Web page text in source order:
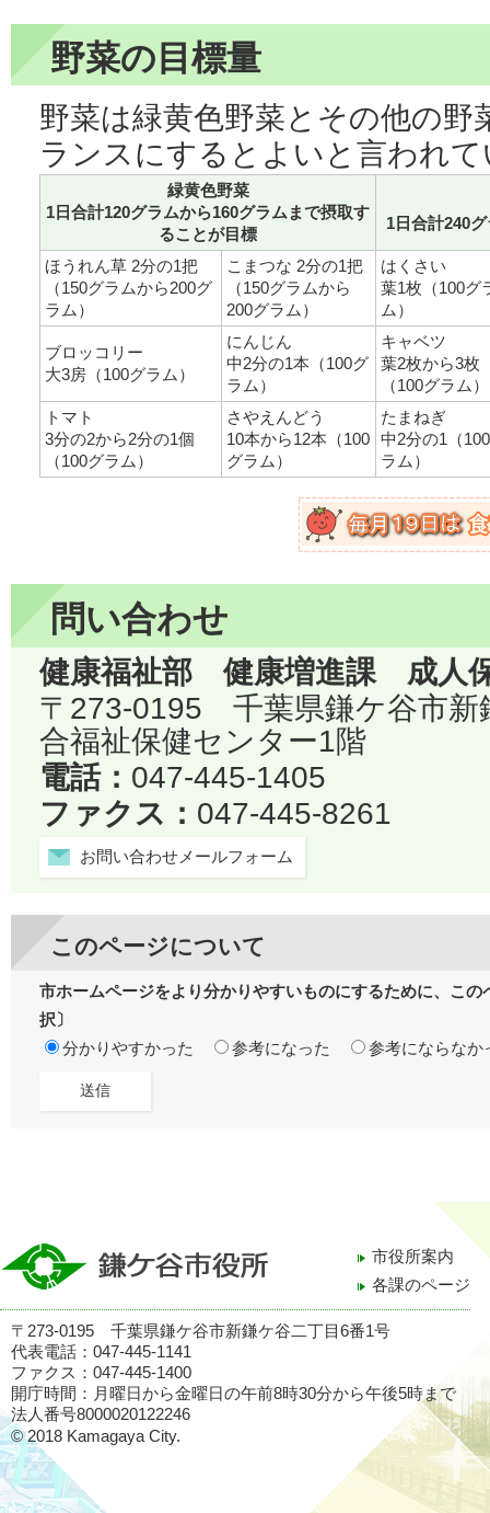
野菜の目標量
野菜は緑黄色野菜とその他の
ランスにするとよいと言われ
緑黄色野菜
1日合計120グラムから160グラムまで摂取す
ることが目標
1日合計240
ほうれん草 2分の1把
（150グラムから200グ
ラム）
こまつな 2分の1把
（150グラムから
200グラム）
はくさい
葉1枚（100グ
ム）
ブロッコリー
大3房（100グラム）
にんじん
中2分の1本（100グ
ラム）
キャベツ
葉2枚から3枚
（100グラム）
トマト
3分の2から2分の1個
（100グラム）
さやえんどう
10本から12本（100
グラム）
たまねぎ
中2分の1（
ラム）
問い合わせ
健康福祉部 健康増進課 成人
〒273-0195 千葉県鎌ケ谷市
合福祉保健センター1階
電話： 047-445-1405
ファクス： 047-445-8261
お問い合わせメールフォーム
このページについて
市ホームページをより分かりやすいものにするために、こ
択〕
分かりやすかった
参考になった 参考にならなか
市役所案内
各課のページ
〒273-0195 千葉県鎌ケ谷市新鎌ケ谷二丁目6番1号
代表電話：047-445-1141
ファクス：047-445-1400
開庁時間：月曜日から金曜日の午前8時30分から午後5時まで
法人番号8000020122246
© 2018 Kamagaya City.